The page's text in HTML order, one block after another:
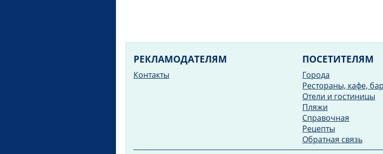
РЕКЛАМОДАТЕЛЯМ
Контакты
ПОСЕТИТЕЛЯМ
Города
Рестораны, кафе,
Отели и гостиницы
Пляжи
Справочная
Рецепты
Обратная связь